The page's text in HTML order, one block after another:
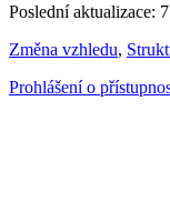
Poslední aktualizace:
Změna vzhledu,
Prohlášení o